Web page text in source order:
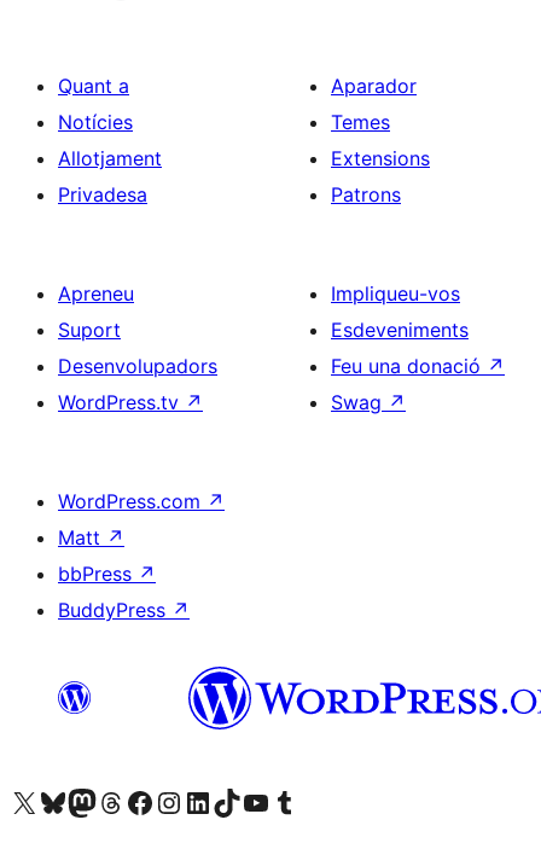
Quant a
Notícies
Allotjament
Privadesa
Aparador
Temes
Extensions
Patrons
Apreneu
Suport
Desenvolupadors
WordPress.tv ↗
Impliqueu-vos
Esdeveniments
Feu una donació ↗
Swag ↗
WordPress.com ↗
Matt ↗
bbPress ↗
BuddyPress ↗
Visiteu el nostre compte X (abans Twitter)
Visiteu el nostre compte de Bluesky
Visiteu el nostre compte al Mastodon
Visiteu el nostre compte de Threads
Visiteu la nostra pàgina al Facebook
Visiteu el nostre compte d'Instagram
Visiteu el nostre compte de LinkedIn
Visiteu el nostre compte de TikTok
Visiteu el nostre canal al YouTube
Visiteu el nostre compte de Tumblr